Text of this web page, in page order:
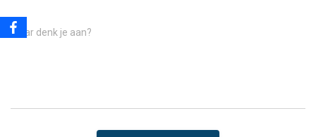
Waar denk je aan?